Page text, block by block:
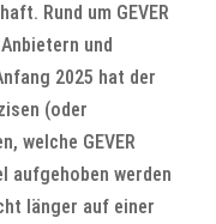
Rund um GEVER
und
2025 hat der
(oder
welche GEVER
aufgehoben werden
länger auf einer